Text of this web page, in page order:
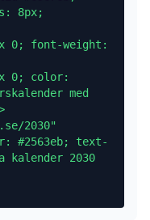
8px;
med
#2563eb; text-
kalender 2030